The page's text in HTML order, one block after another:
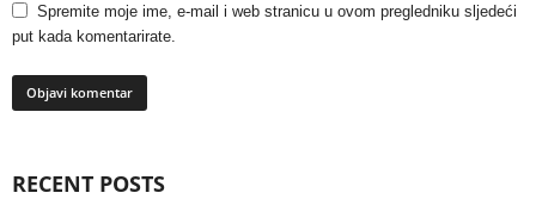
Spremite moje ime, e-mail i web stranicu u ovom pregledniku sljedeći
put kada komentarirate.
RECENT POSTS